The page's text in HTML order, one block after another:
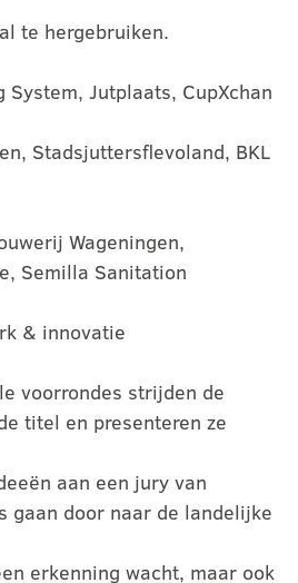
te hergebruiken.
System, Jutplaats, CupXchan
Stadsjuttersflevoland, BKL
Wageningen,
Semilla Sanitation
& innovatie
voorrondes strijden de
titel en presenteren ze
aan een jury van
gaan door naar de landelijke
erkenning wacht, maar ook